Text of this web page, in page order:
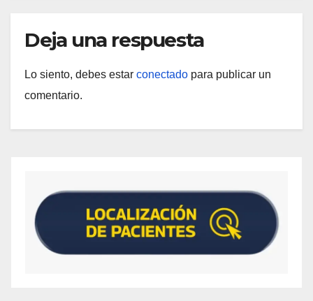
Deja una respuesta
Lo siento, debes estar conectado para publicar un
comentario.